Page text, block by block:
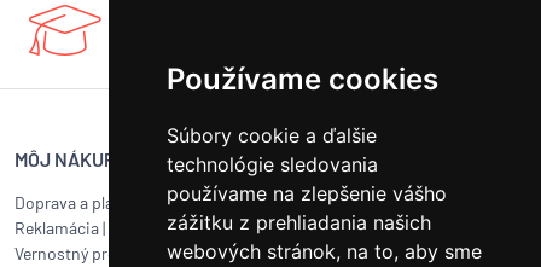
Používame cookies
Súbory cookie a ďalšie
technológie sledovania
používame na zlepšenie vášho
zážitku z prehliadania našich
webových stránok, na to, aby sme
MÔJ NÁKUP
Doprava a platba
Reklamácia|
Vrátenie tovaru
Vernostný program
SERVIS BUNA CAFÉ
Servis kávovarov všetkých
značiek
Objednať servis